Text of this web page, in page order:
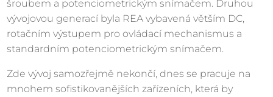
šroubem a potenciometrickým snímačem. Druhou
vývojovou generací byla REA vybavená větším DC,
rotačním výstupem pro ovládací mechanismus a
standardním potenciometrickým snímačem.
Zde vývoj samozřejmě nekončí, dnes se pracuje na
mnohem sofistikovanějších zařízeních, která by